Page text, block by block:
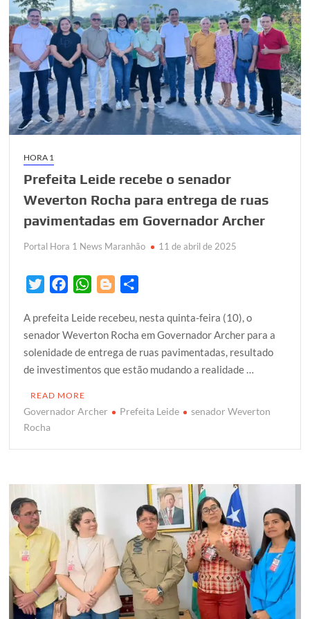
HORA 1
Prefeita Leide recebe o senador
Weverton Rocha para entrega de ruas
pavimentadas em Governador Archer
Portal Hora 1 News Maranhão 11 de abril de 2025
i
t
t
e
r
c
e
b
o
o
k
W
a
t
s
A
p
o
g
g
e
a
r
e
A prefeita Leide recebeu, nesta quinta-feira (10), o
senador Weverton Rocha em Governador Archer para a
solenidade de entrega de ruas pavimentadas, resultado
de investimentos que estão mudando a realidade …
READ MORE
Governador Archer Prefeita Leide
senador Weverton
Rocha